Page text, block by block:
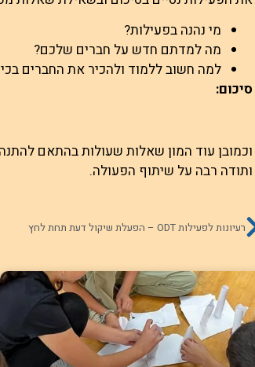
מי נהנה בפעילות?
מה למדתם חדש על חברים שלכם?
למה חשוב ללמוד ולהכיר את החברים
סיכום:
וכמובן עוד המון שאלות שעולות בהתאם
ותודה רבה על שיתוף הפעולה.
רעיונות לפעילות ODT – הפעלת שיקול דעת תחת לחץ